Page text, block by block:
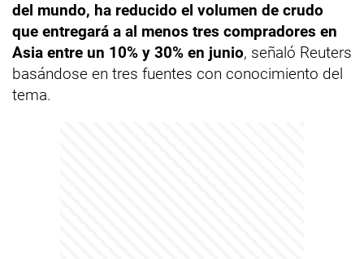
del mundo, ha reducido el volumen de crudo
que entregará a al menos tres compradores en
Asia entre un 10% y 30% en junio, señaló Reuters
basándose en tres fuentes con conocimiento del
tema.